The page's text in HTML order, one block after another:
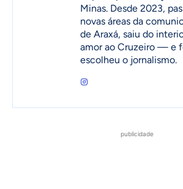
Minas. Desde 2023,
novas áreas da
de Araxá, saiu do
amor ao Cruzeiro — e
escolheu o jornalismo.
publicidade